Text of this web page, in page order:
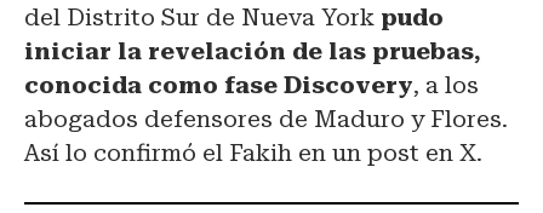
del Distrito Sur de Nueva York pudo
iniciar la revelación de las pruebas,
conocida como fase Discovery, a los
abogados defensores de Maduro y Flores.
Así lo confirmó el Fakih en un post en X.